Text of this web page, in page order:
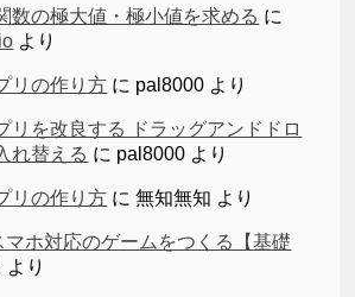
数の極大値・極小値を求める に
より
リの作り方 に pal8000 より
リを改良する ドラッグアンドドロ
れ替える に pal8000 より
リの作り方 に無知無知 より
ホ対応のゲームをつくる【基礎
より